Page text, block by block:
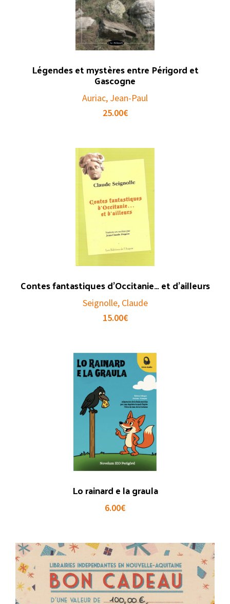
Légendes et mystères entre Périgord et
Gascogne
Auriac, Jean-Paul
25.00€
Contes fantastiques d’Occitanie… et d’ailleurs
Seignolle, Claude
15.00€
Lo rainard e la graula
6.00€